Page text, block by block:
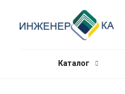
Каталог